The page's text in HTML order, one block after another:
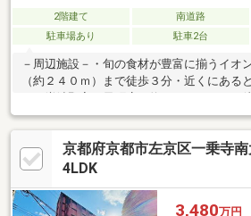
2階建て 南道路
駐車場あり
駐車2台
－周辺施設－・旬の食材が豊富に揃うイオ
（約２４０ｍ）まで徒歩３分・近くにある
ココカラファイン有栖川店（約２９０ｍ）
中！・小さなお子様でも無理なく通える嵯
ｍ）は徒歩７分◎・京都嵯峨野郵便局（約
分▽ 住宅ローンや諸経費等どんなことでも
京都府京都市左京区一乗寺
4LDK
3,480万円